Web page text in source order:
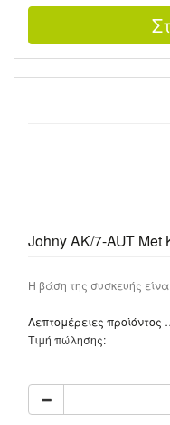
Johny AK/7-AUT
Η βάση της συσκευής
Λεπτομέρειες προϊόντος
Τιμή πώλησης: